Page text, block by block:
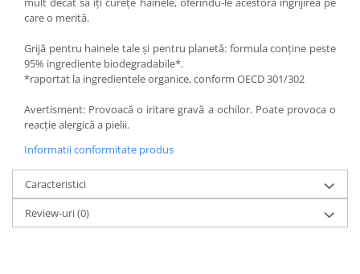
care o merită.
Grijă pentru hainele tale și pentru planetă: formula conține peste
95% ingrediente biodegradabile*.
*raportat la ingredientele organice, conform OECD 301/302
Avertisment: Provoacă o iritare gravă a ochilor. Poate provoca o
reacție alergică a pielii.
Informatii conformitate produs
Caracteristici
Review-uri(0)